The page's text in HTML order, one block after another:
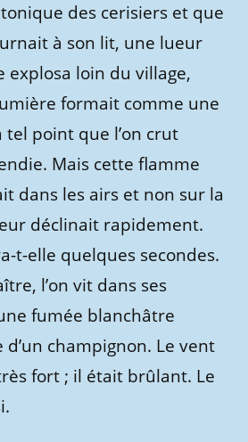
des cerisiers et que
à son lit, une lueur
explosa loin du village,
formait comme une
point que l’on crut
Mais cette flamme
dans les airs et non sur la
déclinait rapidement.
t-elle quelques secondes.
l’on vit dans ses
fumée blanchâtre
champignon. Le vent
fort ; il était brûlant. Le